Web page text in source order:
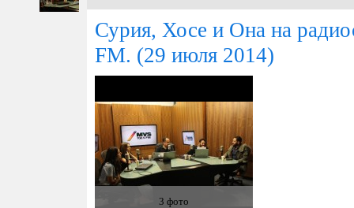
Сурия, Хосе и Она на
FM. (29 июля 2014)
3 фото